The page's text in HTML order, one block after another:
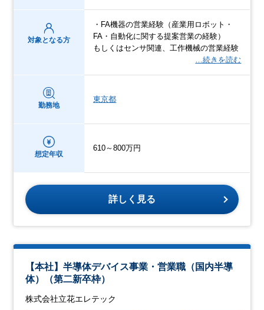
対象となる方
・FA機器の営業経験（産業用ロボット・
FA・自動化に関する提案営業の経験）
もしくはセンサ関連、工作機械の営業経験
…続きを読む
勤務地
東京都
想定年収
610～800万円
詳しく見る
【本社】半導体デバイス事業・営業職（国内半導
体）（第二新卒枠）
株式会社立花エレテック